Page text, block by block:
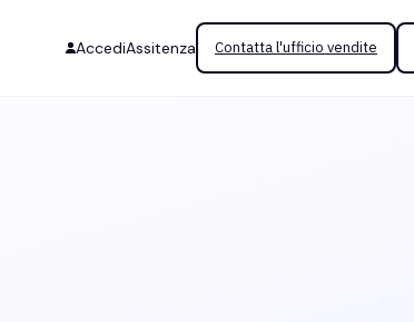
AccediAssitenza Contatta l'ufficio vendite